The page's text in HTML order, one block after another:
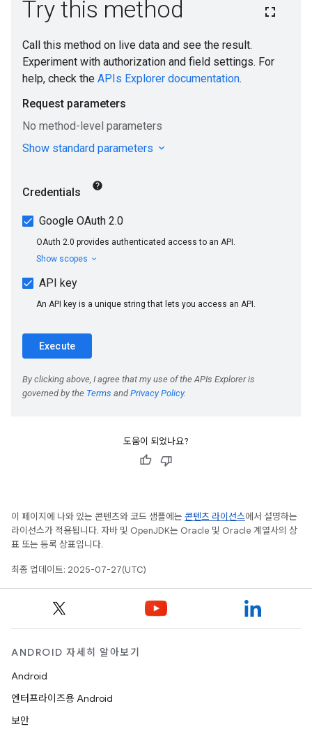
도움이 되었나요?
이 페이지에 나와 있는 콘텐츠와 코드 샘플에는 콘텐츠 라이선스에서 설명하는
라이선스가 적용됩니다. 자바 및 OpenJDK는 Oracle 및 Oracle 계열사의 상
표 또는 등록 상표입니다.
최종 업데이트: 2025-07-27(UTC)
ANDROID 자세히 알아보기
Android
엔터프라이즈용 Android
보안